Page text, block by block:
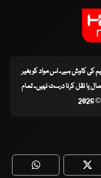
ٹیم کی کاوش ہے۔ اس مواد کو بغیر
نقل کرنا درست نہیں۔ تمام
WhatsApp